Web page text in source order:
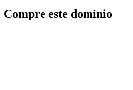
Compre este domínio